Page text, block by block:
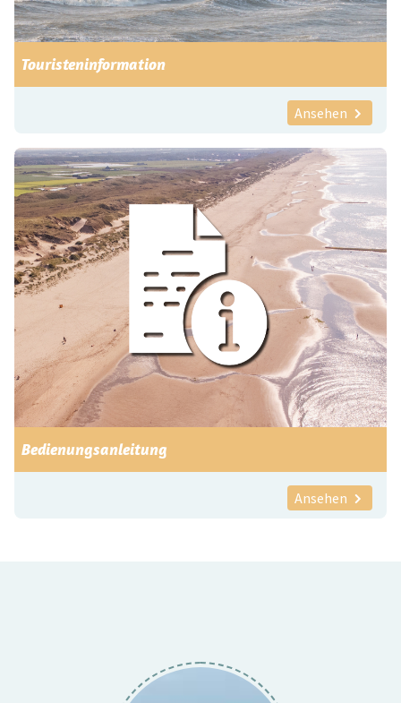
Touristeninformation
Ansehen
Bedienungsanleitung
Ansehen